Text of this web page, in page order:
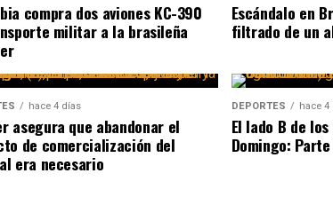
compra dos aviones KC-390
militar a la brasileña
Escándalo en
filtrado de un
hace 4 días
asegura que abandonar el
de comercialización del
era necesario
DEPORTES hace 4
El lado B de
Domingo: